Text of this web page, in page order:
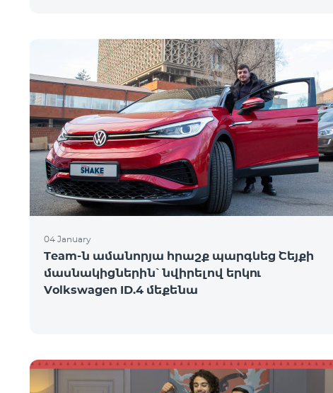
04 January
Team-ն ամանորյա հրաշք պարգևեց Շեյքի
մասնակիցներին՝ նվիրելով երկու
Volkswagen ID.4 մեքենա